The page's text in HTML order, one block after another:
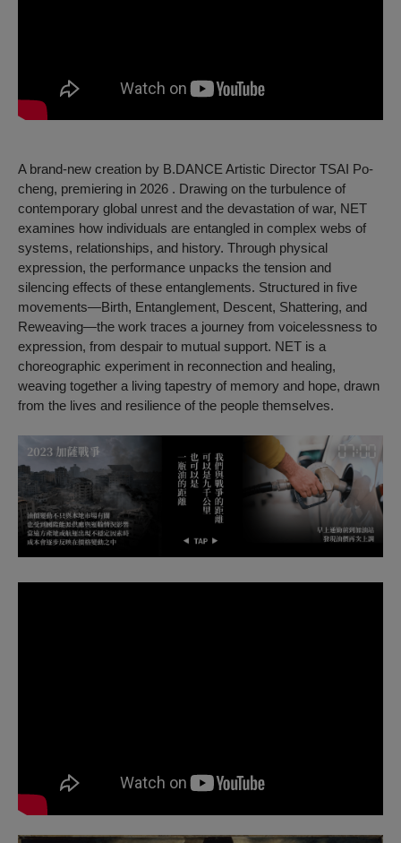
A brand-new creation by B.DANCE Artistic Director TSAI Po-
cheng, premiering in 2026 . Drawing on the turbulence of
contemporary global unrest and the devastation of war, NET
examines how individuals are entangled in complex webs of
systems, relationships, and history. Through physical
expression, the performance unpacks the tension and
silencing effects of these entanglements. Structured in five
movements—Birth, Entanglement, Descent, Shattering, and
Reweaving—the work traces a journey from voicelessness to
expression, from despair to mutual support. NET is a
choreographic experiment in reconnection and healing,
weaving together a living tapestry of memory and hope, drawn
from the lives and resilience of the people themselves.